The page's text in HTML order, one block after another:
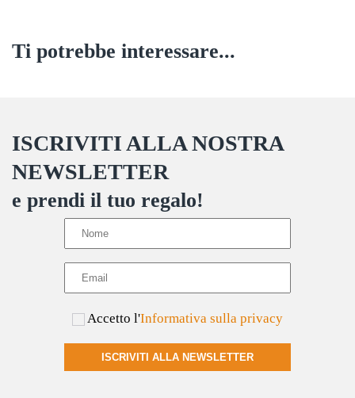
Ti potrebbe interessare...
ISCRIVITI ALLA NOSTRA
NEWSLETTER
e prendi il tuo regalo!
Accetto l'Informativa sulla privacy
ISCRIVITI ALLA NEWSLETTER